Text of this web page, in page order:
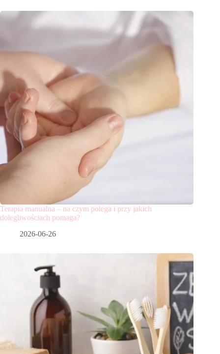
Terapia manualna – na czym polega i przy jakich
dolegliwościach pomaga?
2026-06-26